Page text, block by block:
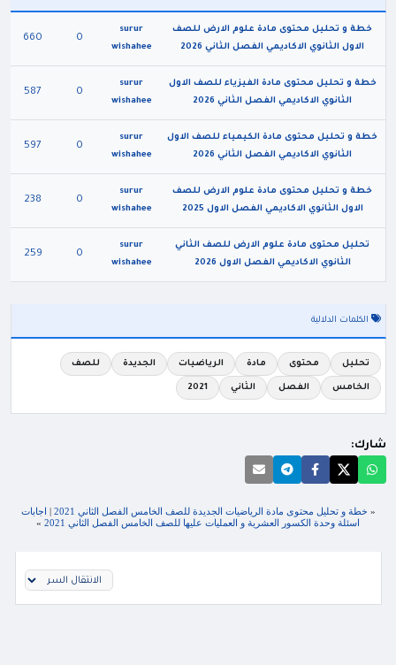
خطة و تحليل محتوى مادة علوم الارض للصف
الاول الثانوي الاكاديمي الفصل الثاني 2026
surur
wishahee
0
660
خطة و تحليل محتوى مادة الفيزياء للصف الاول
الثانوي الاكاديمي الفصل الثاني 2026
surur
wishahee
0
587
خطة و تحليل محتوى مادة الكيمياء للصف الاول
الثانوي الاكاديمي الفصل الثاني 2026
surur
wishahee
0
597
خطة و تحليل محتوى مادة علوم الارض للصف
الاول الثانوي الاكاديمي الفصل الاول 2025
surur
wishahee
0
238
تحليل محتوى مادة علوم الارض للصف الثاني
الثانوي الاكاديمي الفصل الاول 2026
surur
wishahee
0
259
الكلمات الدلالية
تحليل محتوى مادة الرياضيات الجديدة للصف
الخامس الفصل الثاني 2021
شارك:
« خطة و تحليل محتوى مادة الرياضيات الجديدة للصف الخامس الفصل الثاني 2021 | اجابات
اسئلة وحدة الكسور العشرية و العمليات عليها للصف الخامس الفصل الثاني 2021
»